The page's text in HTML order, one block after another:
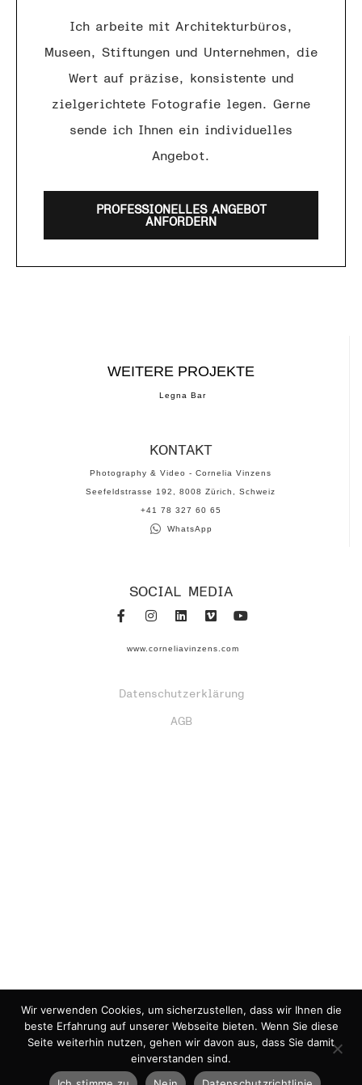
Ich arbeite mit Architekturbüros,
Museen, Stiftungen und Unternehmen, die
Wert auf präzise, konsistente und
zielgerichtete Fotografie legen. Gerne
sende ich Ihnen ein individuelles
Angebot.
PROFESSIONELLES ANGEBOT
ANFORDERN
WEITERE PROJEKTE
Legna Bar
KONTAKT
Photography & Video - Cornelia Vinzens
Seefeldstrasse 192, 8008 Zürich, Schweiz
‪+41 78 327 60 65‬
WhatsApp
SOCIAL MEDIA
www.corneliavinzens.com
Datenschutzerklärung
AGB
Wir verwenden Cookies, um sicherzustellen, dass wir Ihnen die
beste Erfahrung auf unserer Webseite bieten. Wenn Sie diese
Seite weiterhin nutzen, gehen wir davon aus, dass Sie damit
einverstanden sind.